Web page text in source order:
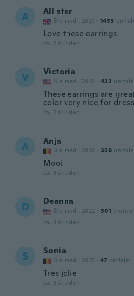
A All star
Ble med i 2021 · 1433
Love these earrings
ca. 2 år siden
V Victoria
Ble med i 2019 · 432
These earrings are
color very nice for
ca. 2 år siden
A Anja
Ble med i 2018 · 358
Mooi
ca. 3 år siden
D Deanna
Ble med i 2022 · 301
ca. 3 år siden
S Sonia
Ble med i 2017 · 47 omtaler
Très jolie
ca. 3 år siden